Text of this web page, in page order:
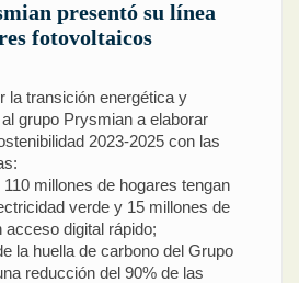
presentó su línea
fotovoltaicos
la transición energética y
grupo Prysmian a elaborar
2023-2025 con las
millones de hogares tengan
verde y 15 millones de
acceso digital rápido;
la huella de carbono del Grupo
reducción del 90% de las